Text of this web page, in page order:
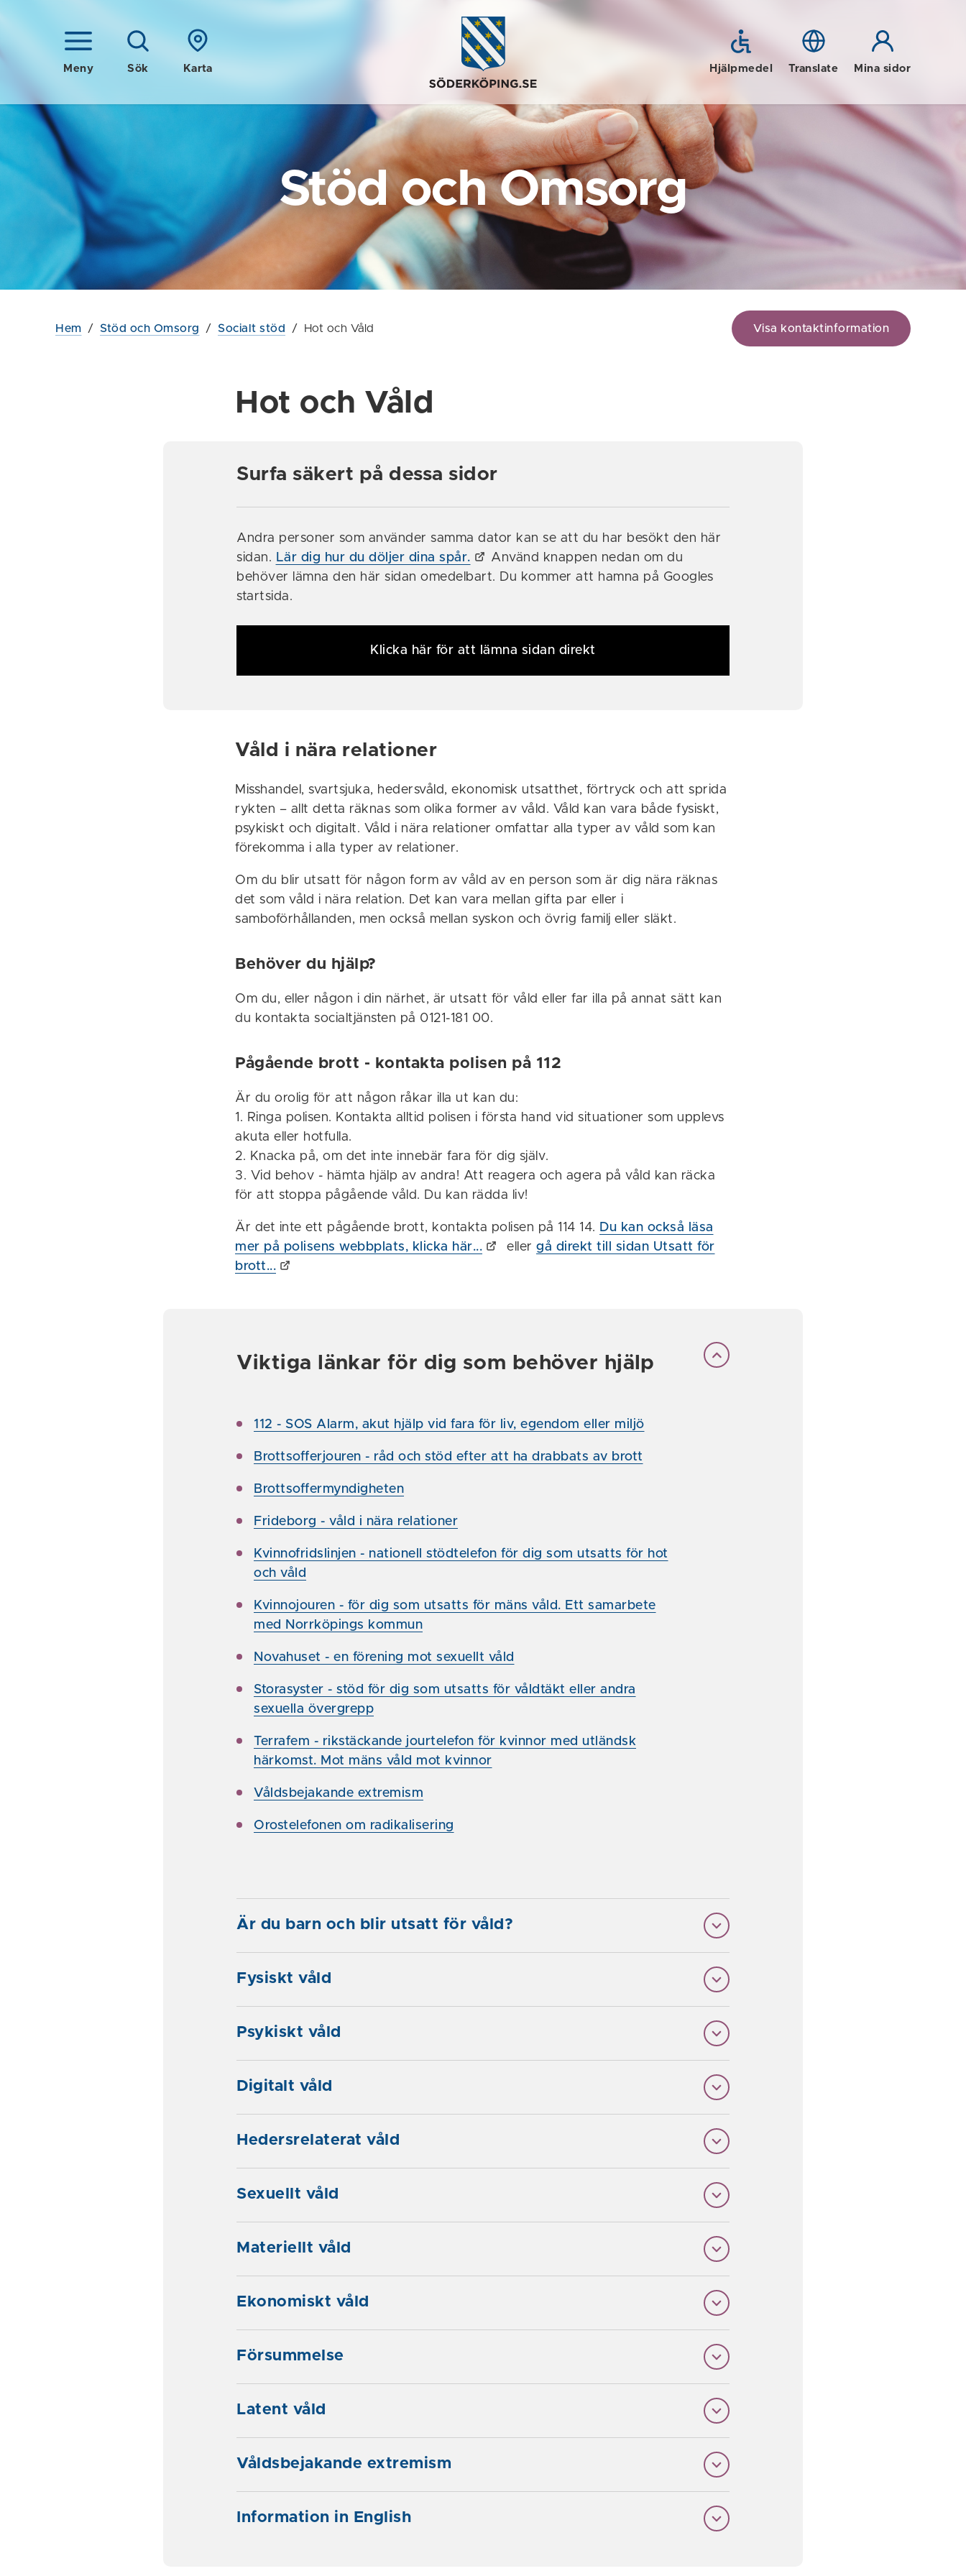
Meny Sök Karta Hjälpmedel Translate Mina sidor
Stöd och Omsorg
Hem / Stöd och Omsorg / Socialt stöd / Hot och Våld Visa kontaktinformation
Hot och Våld
Surfa säkert på dessa sidor
Andra personer som använder samma dator kan se att du har besökt den här
sidan. Lär dig hur du döljer dina spår.
Använd knappen nedan om du
behöver lämna den här sidan omedelbart. Du kommer att hamna på Googles
startsida.
Klicka här för att lämna sidan direkt
Våld i nära relationer
Misshandel, svartsjuka, hedersvåld, ekonomisk utsatthet, förtryck och att sprida
rykten – allt detta räknas som olika former av våld. Våld kan vara både fysiskt,
psykiskt och digitalt. Våld i nära relationer omfattar alla typer av våld som kan
förekomma i alla typer av relationer.
Om du blir utsatt för någon form av våld av en person som är dig nära räknas
det som våld i nära relation. Det kan vara mellan gifta par eller i
samboförhållanden, men också mellan syskon och övrig familj eller släkt.
Behöver du hjälp?
Om du, eller någon i din närhet, är utsatt för våld eller far illa på annat sätt kan
du kontakta socialtjänsten på 0121-181 00.
Pågående brott - kontakta polisen på 112
Är du orolig för att någon råkar illa ut kan du:
1. Ringa polisen. Kontakta alltid polisen i första hand vid situationer som upplevs
akuta eller hotfulla.
2. Knacka på, om det inte innebär fara för dig själv.
3. Vid behov - hämta hjälp av andra! Att reagera och agera på våld kan räcka
för att stoppa pågående våld. Du kan rädda liv!
Är det inte ett pågående brott, kontakta polisen på 114 14. Du kan också läsa
mer på polisens webbplats, klicka här...
eller gå direkt till sidan Utsatt för
brott...
Viktiga länkar för dig som behöver hjälp
112 - SOS Alarm, akut hjälp vid fara för liv, egendom eller miljö
Brottsofferjouren - råd och stöd efter att ha drabbats av brott
Brottsoffermyndigheten
Frideborg - våld i nära relationer
Kvinnofridslinjen - nationell stödtelefon för dig som utsatts för hot
och våld
Kvinnojouren - för dig som utsatts för mäns våld. Ett samarbete
med Norrköpings kommun
Novahuset - en förening mot sexuellt våld
Storasyster - stöd för dig som utsatts för våldtäkt eller andra
sexuella övergrepp
Terrafem - rikstäckande jourtelefon för kvinnor med utländsk
härkomst. Mot mäns våld mot kvinnor
Våldsbejakande extremism
Orostelefonen om radikalisering
Är du barn och blir utsatt för våld?
Fysiskt våld
Psykiskt våld
Digitalt våld
Hedersrelaterat våld
Sexuellt våld
Materiellt våld
Ekonomiskt våld
Försummelse
Latent våld
Våldsbejakande extremism
Information in English